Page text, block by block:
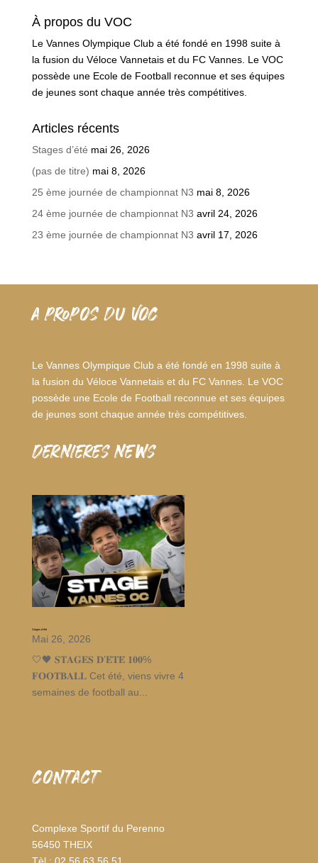
À propos du VOC
Le Vannes Olympique Club a été fondé en 1998 suite à
la fusion du Véloce Vannetais et du FC Vannes. Le VOC
possède une Ecole de Football reconnue et ses équipes
de jeunes sont chaque année très compétitives.
Articles récents
Stages d’été mai 26, 2026
(pas de titre) mai 8, 2026
25 ème journée de championnat N3 mai 8, 2026
24 ème journée de championnat N3 avril 24, 2026
23 ème journée de championnat N3 avril 17, 2026
A PROPOS DU VOC
Le Vannes Olympique Club a été fondé en 1998 suite à
la fusion du Véloce Vannetais et du FC Vannes. Le VOC
possède une Ecole de Football reconnue et ses équipes
de jeunes sont chaque année très compétitives.
dernieres news
Stages d’été
Mai 26, 2026
🤍🖤 𝐒𝐓𝐀𝐆𝐄𝐒 𝐃’𝐄́𝐓𝐄́ 𝟏𝟎𝟎%
𝐅𝐎𝐎𝐓𝐁𝐀𝐋𝐋 Cet été, viens vivre 4
semaines de football au...
CONTACT
Complexe Sportif du Perenno
56450 THEIX
Tèl : 02 56 63 56 51